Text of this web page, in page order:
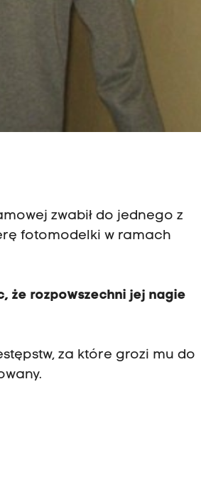
zwabił do jednego z
fotomodelki w ramach
że rozpowszechni jej nagie
za które grozi mu do